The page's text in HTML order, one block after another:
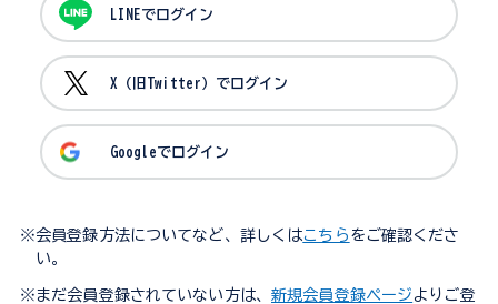
LINEでログイン
X（旧Twitter）でログイン
Googleでログイン
※会員登録方法についてなど、詳しくはこちら をご確認くださ
い。
※まだ会員登録されていない方は、 新規会員登録ページ よりご登